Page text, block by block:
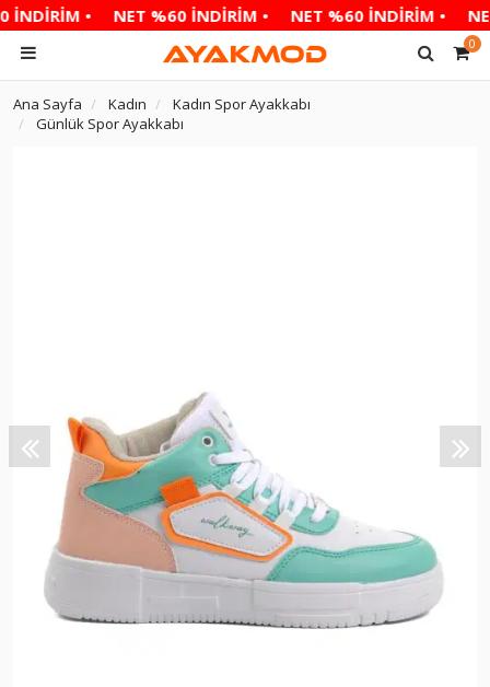
• NET %60 İNDİRİM • NET %60 İNDİRİM •
0
Ana Sayfa Kadın
Kadın Spor Ayakkabı
Günlük Spor Ayakkabı